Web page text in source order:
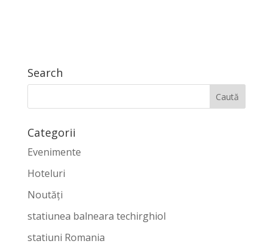
Search
Categorii
Evenimente
Hoteluri
Noutăți
statiunea balneara techirghiol
statiuni Romania